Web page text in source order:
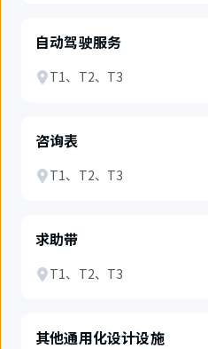
自动驾驶服务
T1、T2、T3
咨询表
T1、T2、T3
求助带
T1、T2、T3
其他通用化设计设施